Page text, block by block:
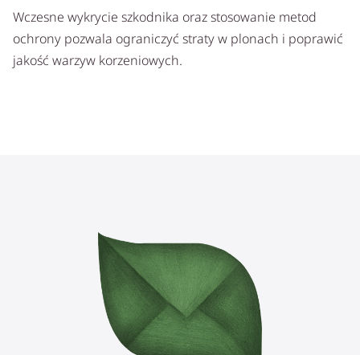
Wczesne wykrycie szkodnika oraz stosowanie metod
ochrony pozwala ograniczyć straty w plonach i poprawić
jakość warzyw korzeniowych.